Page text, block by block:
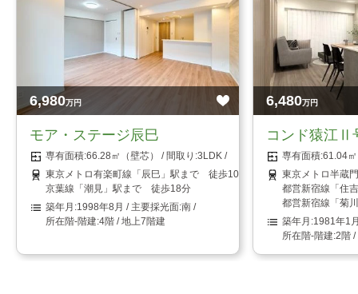
6,980万円
モア・ステージ辰巳
66.28㎡（壁芯）
3LDK
東京メトロ有楽町線「辰巳」駅まで 徒歩10分
京葉線「潮見」駅まで 徒歩18分
1998年8月
南
4階 / 地上7階建
6,480万円
コンド猿江Ⅱ
61.04
東京メトロ半蔵
都営新宿線「住
都営新宿線「菊
1981年1
2階 /